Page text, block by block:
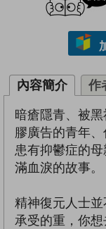
內容簡介 作
暗瘡隱青、被
膠廣告的青年、
患有抑鬱症的
滿血淚的故事。
精神復元人士
承受的重，你想